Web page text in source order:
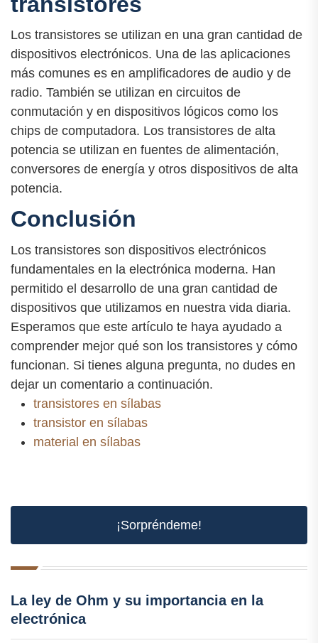
Los transistores se utilizan en una gran cantidad de
dispositivos electrónicos. Una de las aplicaciones
más comunes es en amplificadores de audio y de
radio. También se utilizan en circuitos de
conmutación y en dispositivos lógicos como los
chips de computadora. Los transistores de alta
potencia se utilizan en fuentes de alimentación,
conversores de energía y otros dispositivos de alta
potencia.
Conclusión
Los transistores son dispositivos electrónicos
fundamentales en la electrónica moderna. Han
permitido el desarrollo de una gran cantidad de
dispositivos que utilizamos en nuestra vida diaria.
Esperamos que este artículo te haya ayudado a
comprender mejor qué son los transistores y cómo
funcionan. Si tienes alguna pregunta, no dudes en
dejar un comentario a continuación.
transistores en sílabas
transistor en sílabas
material en sílabas
¡Sorpréndeme!
La ley de Ohm y su importancia en la
electrónica